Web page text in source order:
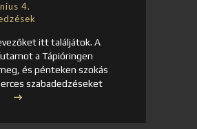
4.
itt találjátok. A
a Tápióringen
és pénteken szokás
szabadedzéseket